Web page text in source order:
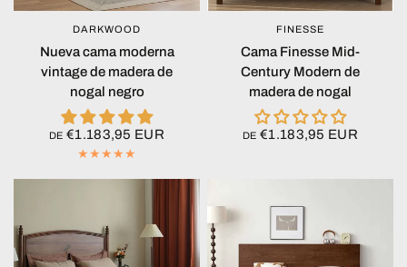
VISTA RÁPIDA
DARKWOOD
Nueva cama moderna
vintage de madera de
nogal negro
DE €1.183,95 EUR
VISTA RÁPIDA
FINESSE
Cama Finesse Mid-
Century Modern de
madera de nogal
DE €1.183,95 EUR